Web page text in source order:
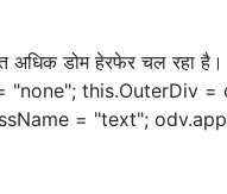
अधिक डोम हेरफेर चल
"none"; this.OuterDiv =
= "text";